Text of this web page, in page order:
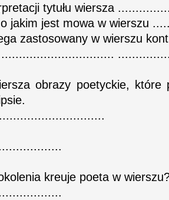
tytułu wiersza
jakim jest mowa w wierszu
zastosowany w wierszu
obrazy poetyckie, które
kreuje poeta w